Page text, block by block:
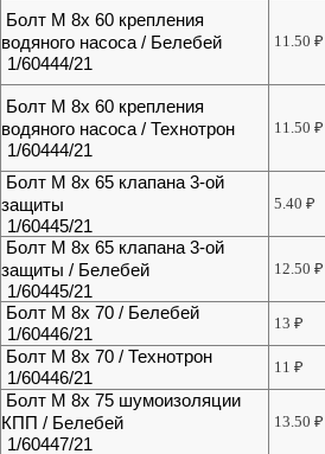
Болт М 8х 60 крепления
водяного насоса / Белебей
1/60444/21
11.50₽
Болт М 8х 60 крепления
водяного насоса / Технотрон
1/60444/21
11.50₽
Болт М 8х 65 клапана 3-ой
защиты
1/60445/21
5.40₽
Болт М 8х 65 клапана 3-ой
защиты / Белебей
1/60445/21
12.50₽
Болт М 8х 70 / Белебей
1/60446/21
13₽
Болт М 8х 70 / Технотрон
1/60446/21
11₽
Болт М 8х 75 шумоизоляции
КПП / Белебей
1/60447/21
13.50₽